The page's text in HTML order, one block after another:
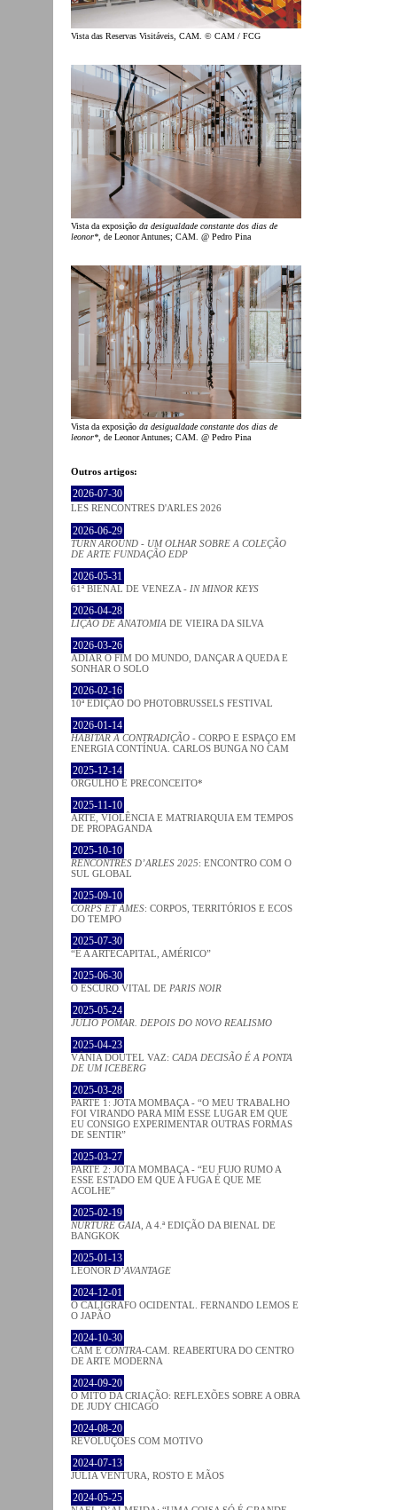
Vista das Reservas Visitáveis, CAM. © CAM / FCG
Vista da exposição da desigualdade constante dos dias de
leonor* , de Leonor Antunes; CAM. @ Pedro Pina
Vista da exposição da desigualdade constante dos dias de
leonor*, de Leonor Antunes; CAM. @ Pedro Pina
Outros artigos:
2026-07-30
LES RENCONTRES D'ARLES 2026
2026-06-29
TURN AROUND - UM OLHAR SOBRE A COLEÇÃO
DE ARTE FUNDAÇÃO EDP
2026-05-31
61ª BIENAL DE VENEZA - IN MINOR KEYS
2026-04-28
LIÇÃO DE ANATOMIA DE VIEIRA DA SILVA
2026-03-26
ADIAR O FIM DO MUNDO, DANÇAR A QUEDA E
SONHAR O SOLO
2026-02-16
10ª EDIÇÃO DO PHOTOBRUSSELS FESTIVAL
2026-01-14
HABITAR A CONTRADIÇÃO - CORPO E ESPAÇO EM
ENERGIA CONTÍNUA. CARLOS BUNGA NO CAM
2025-12-14
ORGULHO E PRECONCEITO*
2025-11-10
ARTE, VIOLÊNCIA E MATRIARQUIA EM TEMPOS
DE PROPAGANDA
2025-10-10
RENCONTRES D’ARLES 2025: ENCONTRO COM O
SUL GLOBAL
2025-09-10
CORPS ET ÂMES: CORPOS, TERRITÓRIOS E ECOS
DO TEMPO
2025-07-30
“É A ARTECAPITAL, AMÉRICO”
2025-06-30
O ESCURO VITAL DE PARIS NOIR
2025-05-24
JÚLIO POMAR. DEPOIS DO NOVO REALISMO
2025-04-23
VÂNIA DOUTEL VAZ: CADA DECISÃO É A PONTA
DE UM ICEBERG
2025-03-28
PARTE 1: JOTA MOMBAÇA - “O MEU TRABALHO
FOI VIRANDO PARA MIM ESSE LUGAR EM QUE
EU CONSIGO EXPERIMENTAR OUTRAS FORMAS
DE SENTIR”
2025-03-27
PARTE 2: JOTA MOMBAÇA - “EU FUJO RUMO A
ESSE ESTADO EM QUE A FUGA É QUE ME
ACOLHE”
2025-02-19
NURTURE GAIA , A 4.ª EDIÇÃO DA BIENAL DE
BANGKOK
2025-01-13
LEONOR D’AVANTAGE
2024-12-01
O CALÍGRAFO OCIDENTAL. FERNANDO LEMOS E
O JAPÃO
2024-10-30
CAM E CONTRA-CAM. REABERTURA DO CENTRO
DE ARTE MODERNA
2024-09-20
O MITO DA CRIAÇÃO: REFLEXÕES SOBRE A OBRA
DE JUDY CHICAGO
2024-08-20
REVOLUÇÕES COM MOTIVO
2024-07-13
JÚLIA VENTURA, ROSTO E MÃOS
2024-05-25